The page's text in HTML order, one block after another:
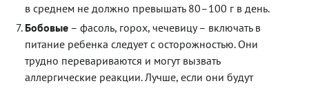
в среднем не должно превышать 80–100 г в день.
Бобовые – фасоль, горох, чечевицу – включать в
питание ребенка следует с осторожностью. Они
трудно перевариваются и могут вызвать
аллергические реакции. Лучше, если они будут